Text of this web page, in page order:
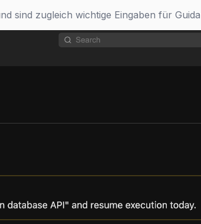
sind zugleich wichtige Eingaben für